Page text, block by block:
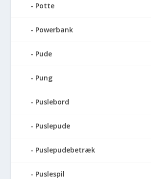
Potte
Powerbank
Pude
Pung
Puslebord
Puslepude
Puslepudebetræk
Puslespil